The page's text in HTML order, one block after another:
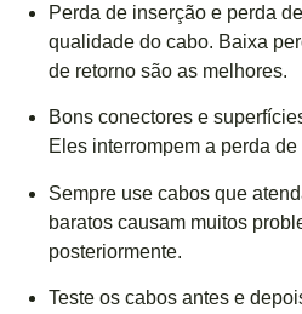
Perda de inserção e perda
qualidade do cabo. Baixa
de retorno são as melhores.
Bons conectores e
Eles interrompem a perda
Sempre use cabos que
baratos causam muitos
posteriormente.
Teste os cabos antes e